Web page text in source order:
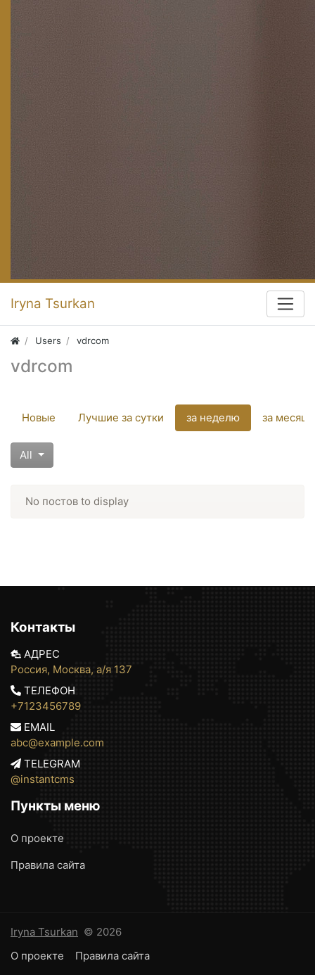
Iryna Tsurkan
Users vdrcom
vdrcom
Новые Лучшие за сутки за неделю за месяц
All
No постов to display
Контакты
АДРЕС
Россия, Москва, а/я 137
ТЕЛЕФОН
+7123456789
EMAIL
abc@example.com
TELEGRAM
@instantcms
Пункты меню
О проекте
Правила сайта
Iryna Tsurkan © 2026
О проекте
Правила сайта